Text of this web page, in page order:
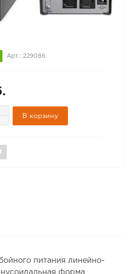
Арт.: 229086
В корзину
питания линейно-
форма